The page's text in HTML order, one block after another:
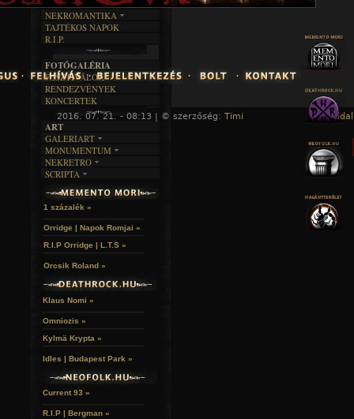
2016. 07. 21. - 08:13 | © szerzőség: Timi « Főoldal
ÍRÁSTÖRTÉNET
SZÖVEGES
RENDEZVÉNYEK
NEKROMANTIKA
AKTUÁLIS
A MÚLT
TAJTÉKOS NAPOK
R.I.P.
FOTÓGALÉRIA
FESZTIVÁLOK
RENDEZVÉNYEK
KONCERTEK
ART
GALERIART
ARTGALERI
KÉPREGÉNYEK
LAKÁSKULTS
MONUMENTUM
TEMETŐK
TEMPLOMOK
VÁRAK
HELYEK
NEKRETRO
SZUBKULT
FEKETE LYUK
RELIKVIÁK
SCRIPTA
NOVELLÁK
VERSEK
1 százalék »
Orridge | Napok Romjai »
R.I.P Orridge | L.T.S »
Orcsik Roland »
Klaus Nomi »
Omniozis »
Kylmä Krypta »
Idles | Budapest Park »
Current 93 »
R.I.P | Bergman »